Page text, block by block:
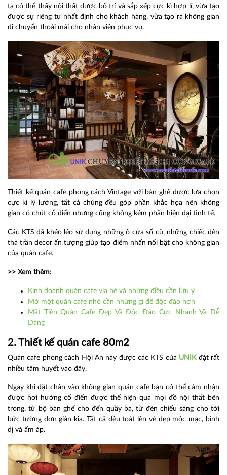
ta có thể thấy nội thất được bố trí và sắp xếp cực kì hợp lí, vừa tạo
được sự riêng tư nhất định cho khách hàng, vừa tạo ra không gian
di chuyển thoải mái cho nhân viên phục vụ.
Thiết kế quán cafe phong cách Vintage với bàn ghế được lựa chọn
cực kì lỹ lưỡng, tất cả chúng đều góp phần khắc họa nên không
gian có chút cổ điển nhưng cũng không kém phần hiện đại tinh tế.
Các KTS đã khéo léo sử dụng những ô cửa sổ cũ, những chiếc đèn
thả trần decor ấn tượng giúp tạo điểm nhấn nổi bật cho không gian
của quán cafe.
>> Xem thêm:
Kinh doanh quán cafe vỉa hè và những điều cần lưu ý
Mở một quán cafe nhỏ cần những gì để độc đáo hơn
Mặt Tiền Quán Cafe Đẹp Và Độc Đáo Cực Nhanh Và Dễ
Dàng
2. Thiết kế quán cafe 80m2
Quán cafe phong cách Hội An này được các KTS của UNIK đặt rất
nhiều tâm huyết vào đây.
Ngay khi đặt chân vào không gian quán cafe bạn có thể cảm nhận
được hơi hướng cổ điển được thể hiện qua mọi đồ nội thất bên
trong, từ bộ bàn ghế cho đến quầy ba, từ đèn chiếu sáng cho tới
bức tường đơn giản kia. Tất cả đều toát lên vẻ đẹp mộc mạc, bình
dị và ấm áp.